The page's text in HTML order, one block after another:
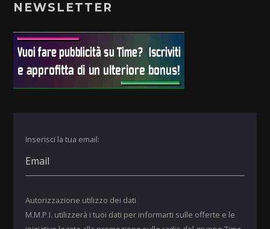
NEWSLETTER
Inserisci la tua email:
Autorizzazione utilizzo dei dati
M.M.P.I. utilizzerà i tuoi dati per informarti sulle offerte e le